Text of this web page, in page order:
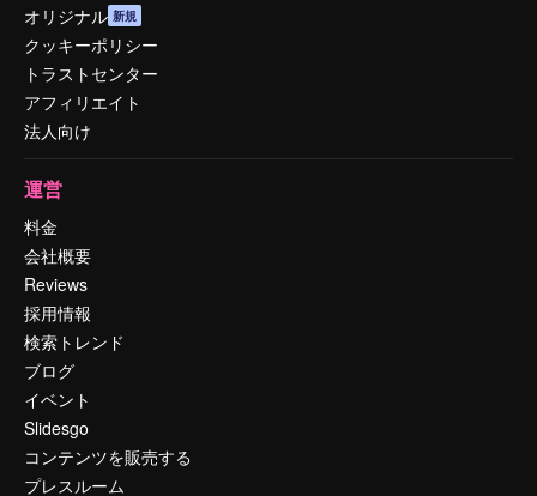
オリジナル 新規
クッキーポリシー
トラストセンター
アフィリエイト
法人向け
運営
料金
会社概要
Reviews
採用情報
検索トレンド
ブログ
イベント
Slidesgo
コンテンツを販売する
プレスルーム